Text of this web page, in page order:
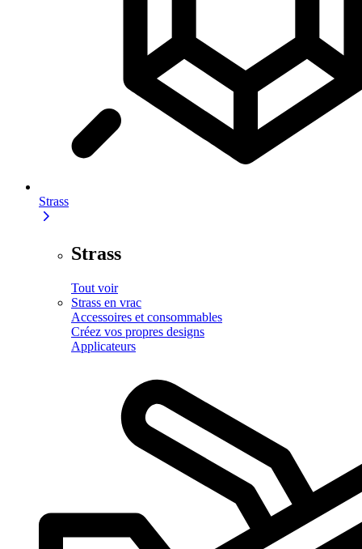
Strass
Strass
Tout voir
Strass en vrac
Accessoires et consommables
Créez vos propres designs
Applicateurs